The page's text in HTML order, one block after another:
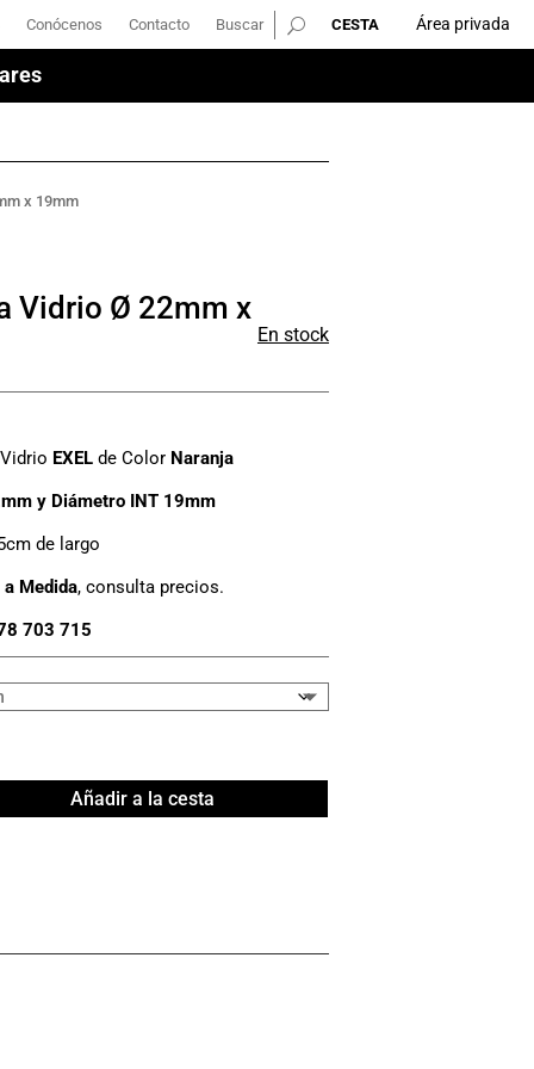
Conócenos Contacto Buscar Área privada
Conócenos Contacto Buscar Área privada
x 19mm
Vidrio Ø 22mm x
En stock
EXELde Color Naranja
y Diámetro INT 19mm
de largo
Medida, consulta precios.
703 715
Añadir a la cesta